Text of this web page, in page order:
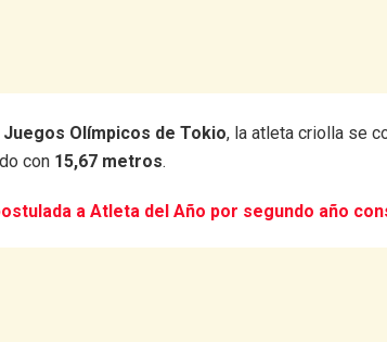
Juegos Olímpicos de Tokio, la atleta criolla se
con 15,67 metros.
a Atleta del Año por segundo año